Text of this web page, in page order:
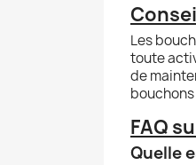
Les
toute
de
FAQ
Quelle